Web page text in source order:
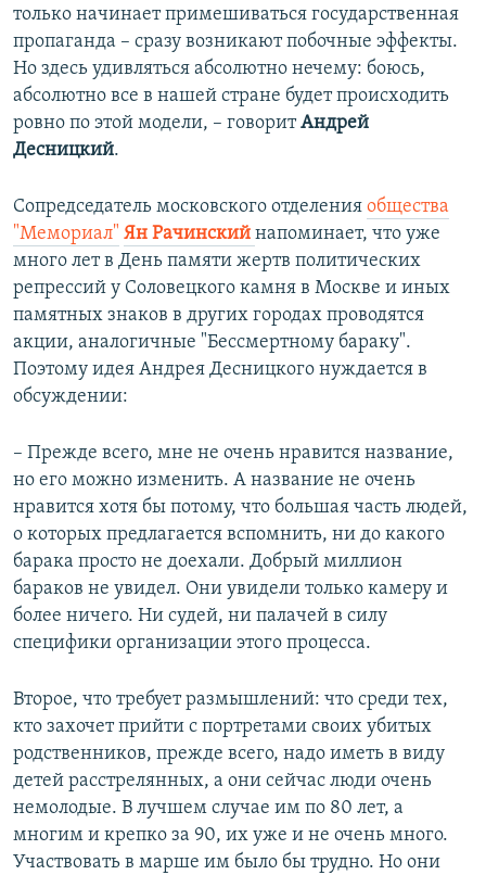
только начинает примешиваться государственная
пропаганда – сразу возникают побочные эффекты.
Но здесь удивляться абсолютно нечему: боюсь,
абсолютно все в нашей стране будет происходить
ровно по этой модели, – говоритАндрей
Десницкий.
Сопредседатель московского отделения общества
"Мемориал" Ян Рачинский напоминает, что уже
много лет в День памяти жертв политических
репрессий у Соловецкого камня в Москве и иных
памятных знаков в других городах проводятся
акции, аналогичные "Бессмертному бараку".
Поэтому идея Андрея Десницкого нуждается в
обсуждении:
– Прежде всего, мне не очень нравится название,
но его можно изменить. А название не очень
нравится хотя бы потому, что большая часть людей,
о которых предлагается вспомнить, ни до какого
барака просто не доехали. Добрый миллион
бараков не увидел. Они увидели только камеру и
более ничего. Ни судей, ни палачей в силу
специфики организации этого процесса.
Второе, что требует размышлений: что среди тех,
кто захочет прийти с портретами своих убитых
родственников, прежде всего, надо иметь в виду
детей расстрелянных, а они сейчас люди очень
немолодые. В лучшем случае им по 80 лет, а
многим и крепко за 90, их уже и не очень много.
Участвовать в марше им было бы трудно. Но они